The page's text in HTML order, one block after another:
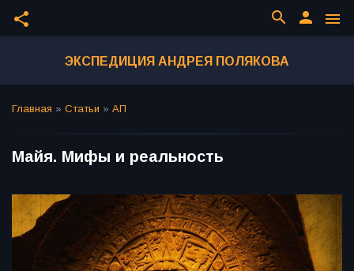
share menu
person
search
ЭКСПЕДИЦИЯ АНДРЕЯ ПОЛЯКОВА
Главная » Статьи » АП
Майя. Мифы и реальность